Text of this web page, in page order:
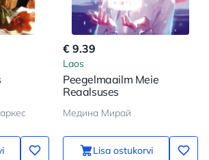
€ 9.39
Laos
Peegelmaailm Meie
Reaalsuses
Медина Мирай
Lisa ostukorvi